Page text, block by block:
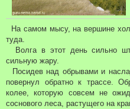
На самом мысу, на вершине
туда.
Волга в этот день сильно
сильную жару.
Посидев над обрывами и
повернул обратно к трассе.
колее, которую совсем не
соснового леса, растущего на